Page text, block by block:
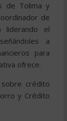
de Tolima y
de
liderando el
a
para
ofrece.
crédito
y Crédito